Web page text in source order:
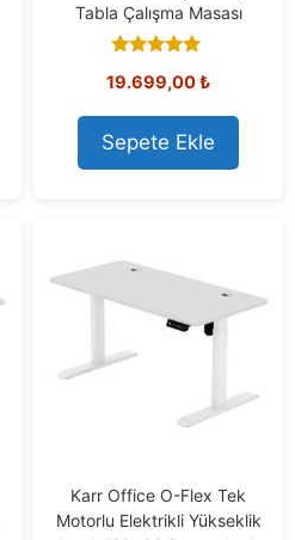
Tabla Çalışma Masası
out of 5
19.699,00₺
Sepete Ekle
Karr Office O-Flex Tek
Motorlu Elektrikli Yükseklik